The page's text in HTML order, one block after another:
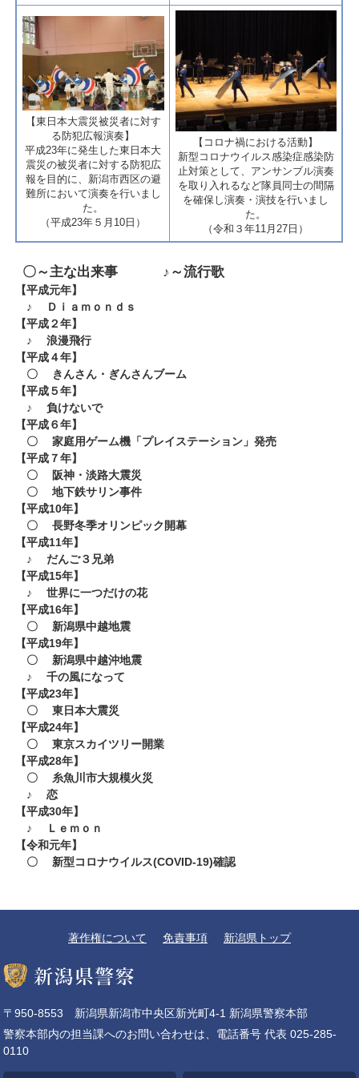
​【東日本大震災被災者に対す
る防犯広報演奏】
平成23年に発生した東日本大
震災の被災者に対する防犯広
報を目的に、新潟市西区の避
難所において演奏を行いまし
た。
（平成23年５月10日）
​【コロナ禍における活動】
新型コロナウイルス感染症感染防
止対策として、アンサンブル演奏
を取り入れるなど隊員同士の間隔
を確保し演奏・演技を行いまし
た。​
（令和３年11月27日）​
〇～主な出来事 ♪～流行歌
【平成元年】
♪ Ｄｉａｍｏｎｄｓ
【平成２年】
♪ 浪漫飛行
【平成４年】
〇 きんさん・ぎんさんブーム
【平成５年】
♪ 負けないで
【平成６年】
〇 家庭用ゲーム機「プレイステーション」発売
【平成７年】
〇 阪神・淡路大震災
〇 地下鉄サリン事件
【平成10年】
〇 長野冬季オリンピック開幕
【平成11年】
♪ だんご３兄弟
​【平成15年】
♪ 世界に一つだけの花
【平成16年】
〇 新潟県中越地震
【平成19年】
〇 新潟県中越沖地震
♪ 千の風になって
【平成23年】
〇 東日本大震災
【平成24年】
〇 東京スカイツリー開業
【平成28年】
〇 糸魚川市大規模火災
♪ 恋
【平成30年】
♪ Ｌｅｍｏｎ
【令和元年】
〇 新型コロナウイルス(COVID-19)確認
著作権について 免責事項 新潟県トップ
〒950-8553 新潟県新潟市中央区新光町4-1 新潟県警察本部
警察本部内の担当課へのお問い合わせは、電話番号 代表 025-285-
0110